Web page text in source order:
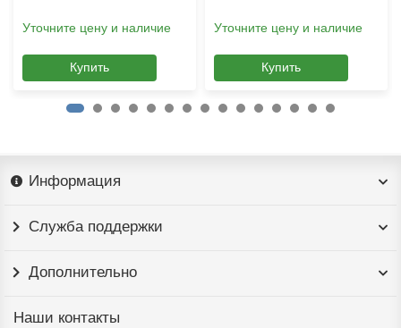
Уточните цену и наличие
Купить
Уточните цену и наличие
Купить
Информация
Служба поддержки
Дополнительно
Наши контакты